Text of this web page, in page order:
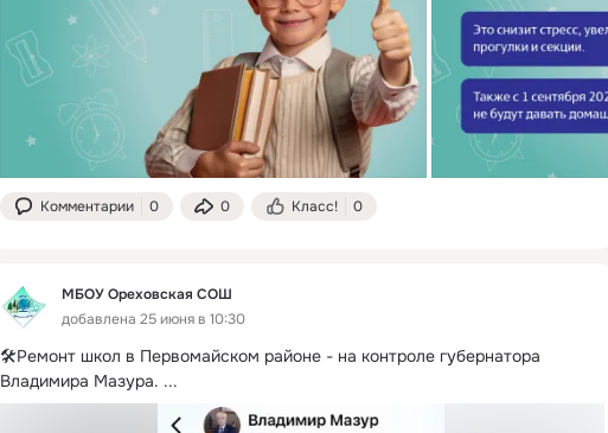
Комментарии 0 0 Класс! 0
МБОУ Ореховская СОШ
добавлена 25 июня в 10:30
🛠Ремонт школ в Первомайском районе - на контроле губернатора
Владимира Мазура. ...